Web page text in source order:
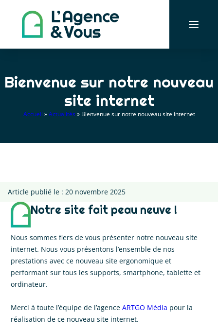
Bienvenue sur notre nouveau
site internet
Accueil »Actualités » Bienvenue sur notre nouveau site internet
Article publié le : 20 novembre 2025
Notre site fait peau neuve !
Nous sommes fiers de vous présenter notre nouveau site
internet. Nous vous présentons l’ensemble de nos
prestations avec ce nouveau site ergonomique et
performant sur tous les supports, smartphone, tablette et
ordinateur.
Merci à toute l’équipe de l’agenceARTGO Média pour la
réalisation de ce nouveau site internet.